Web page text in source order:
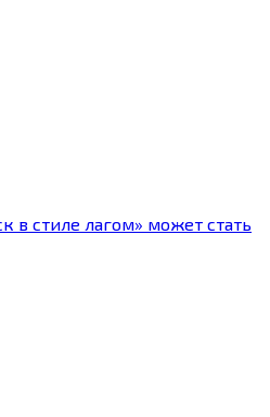
в стиле лагом» может стать